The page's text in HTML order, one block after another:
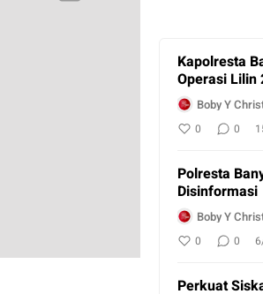
Kapolresta
Operasi Lilin
Boby Y
0 0
Polresta
Disinformasi
Boby Y
0 0
Perkuat